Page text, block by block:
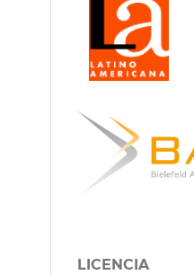
LICENCIA